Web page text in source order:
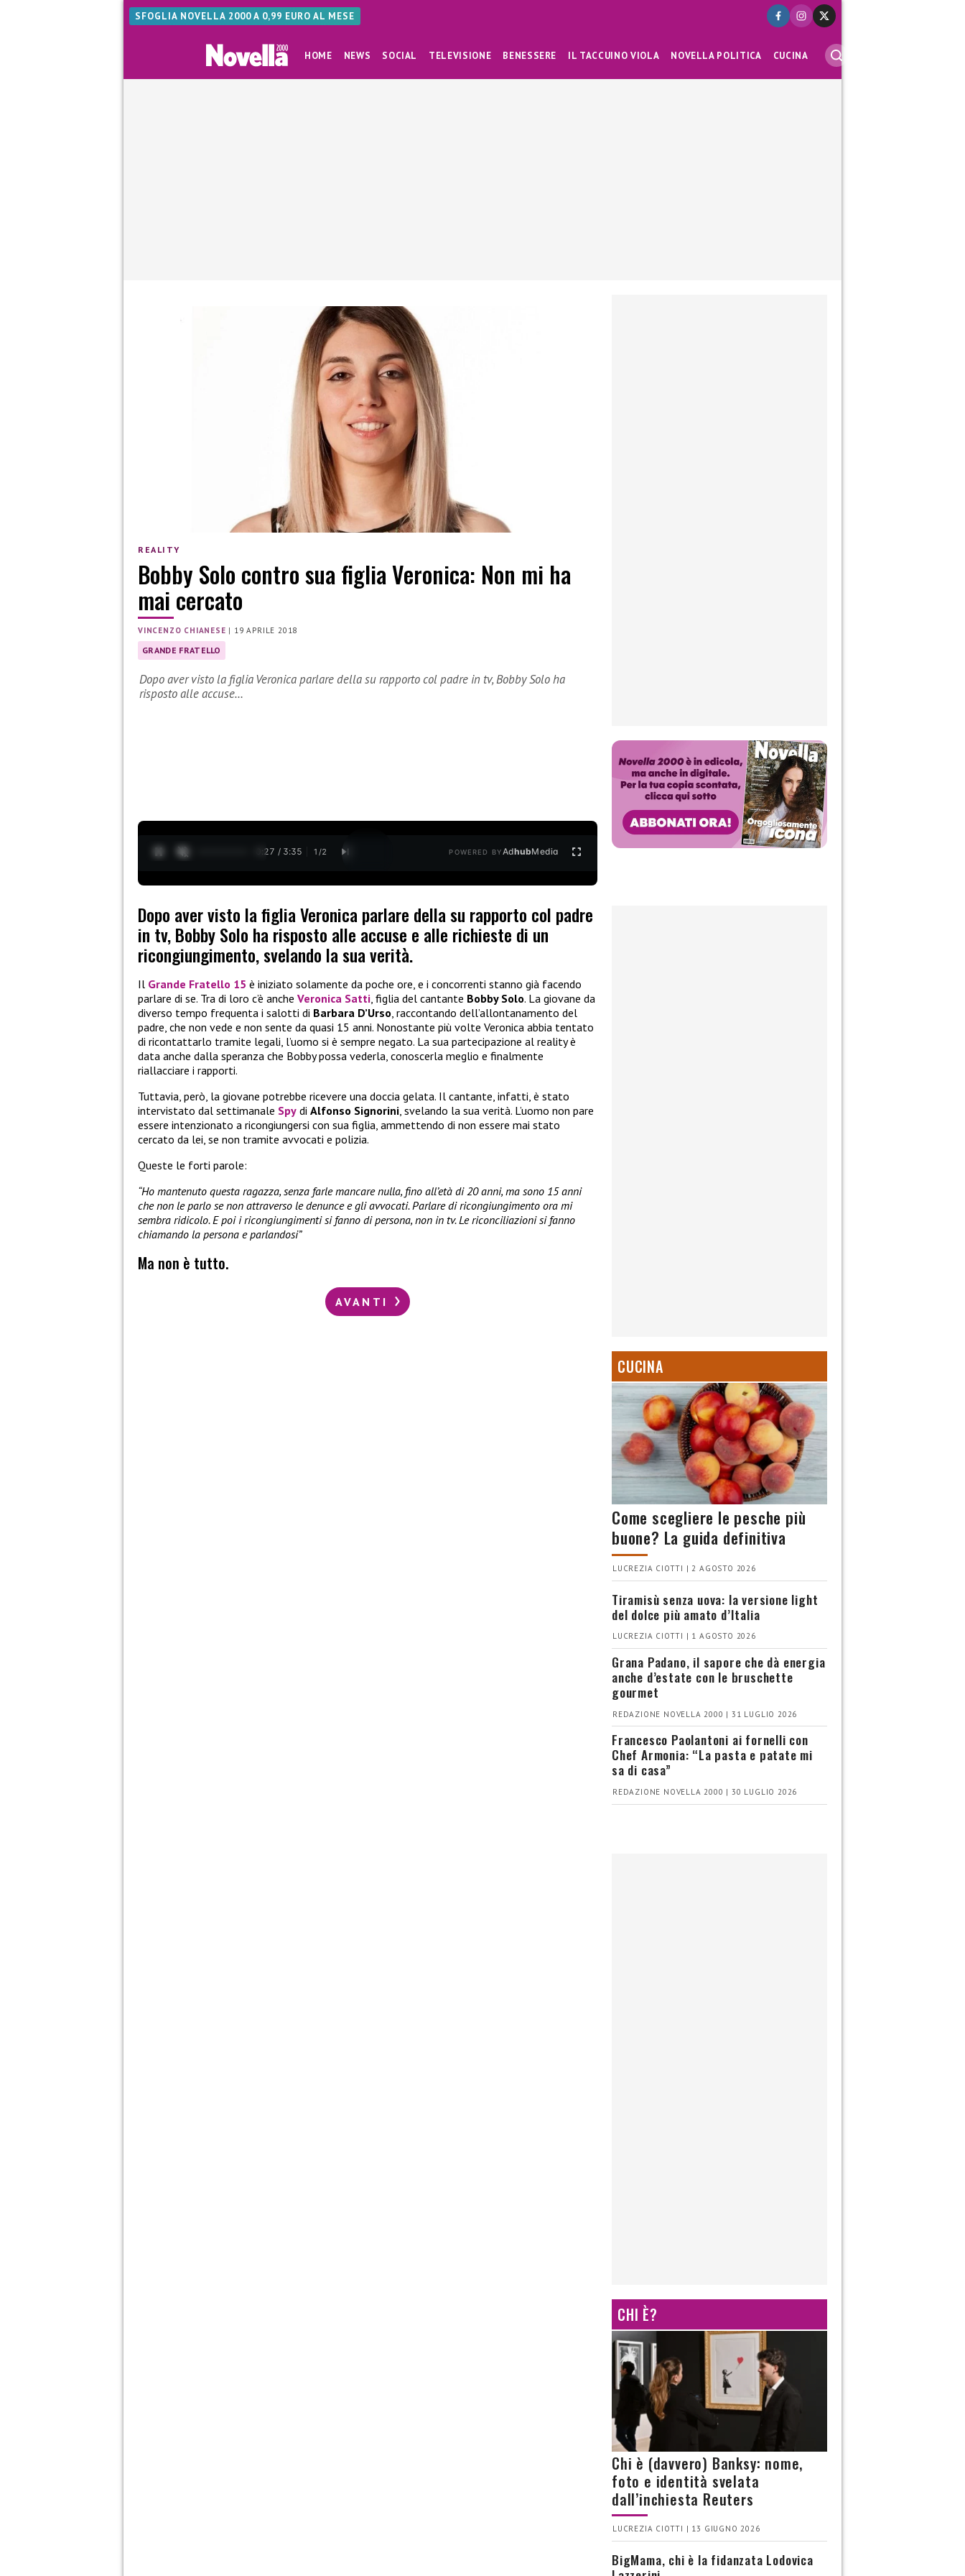
SFOGLIA NOVELLA 2000 A 0,99 EURO AL MESE
HOME NEWS SOCIAL TELEVISIONE BENESSERE IL TACCUINO VIOLA NOVELLA POLITICA CUCINA
REALITY
Bobby Solo contro sua figlia Veronica: Non mi ha
mai cercato
VINCENZO CHIANESE | 19 APRILE 2018
GRANDE FRATELLO
Dopo aver visto la figlia Veronica parlare della su rapporto col padre in tv, Bobby Solo ha
risposto alle accuse…
0:28 / 3:35 1 /2 POWERED BYAdhubMedia
Dopo aver visto la figlia Veronica parlare della su rapporto col padre
in tv, Bobby Solo ha risposto alle accuse e alle richieste di un
ricongiungimento, svelando la sua verità.
Il Grande Fratello 15 è iniziato solamente da poche ore, e i concorrenti stanno già facendo
parlare di se. Tra di loro c’è anche Veronica Satti, figlia del cantante Bobby Solo. La giovane da
diverso tempo frequenta i salotti di Barbara D’Urso, raccontando dell’allontanamento del
padre, che non vede e non sente da quasi 15 anni. Nonostante più volte Veronica abbia tentato
di ricontattarlo tramite legali, l’uomo si è sempre negato. La sua partecipazione al reality è
data anche dalla speranza che Bobby possa vederla, conoscerla meglio e finalmente
riallacciare i rapporti.
Tuttavia, però, la giovane potrebbe ricevere una doccia gelata. Il cantante, infatti, è stato
intervistato dal settimanale Spy di Alfonso Signorini, svelando la sua verità. L’uomo non pare
essere intenzionato a ricongiungersi con sua figlia, ammettendo di non essere mai stato
cercato da lei, se non tramite avvocati e polizia.
Queste le forti parole:
“Ho mantenuto questa ragazza, senza farle mancare nulla, fino all’età di 20 anni, ma sono 15 anni
che non le parlo se non attraverso le denunce e gli avvocati. Parlare di ricongiungimento ora mi
sembra ridicolo. E poi i ricongiungimenti si fanno di persona, non in tv. Le riconciliazioni si fanno
chiamando la persona e parlandosi”
Ma non è tutto.
AVANTI
CUCINA
Come scegliere le pesche più
buone? La guida definitiva
LUCREZIA CIOTTI | 2 AGOSTO 2026
Tiramisù senza uova: la versione light
del dolce più amato d’Italia
LUCREZIA CIOTTI | 1 AGOSTO 2026
Grana Padano, il sapore che dà energia
anche d’estate con le bruschette
gourmet
REDAZIONE NOVELLA 2000 | 31 LUGLIO 2026
Francesco Paolantoni ai fornelli con
Chef Armonia: “La pasta e patate mi
sa di casa”
REDAZIONE NOVELLA 2000 | 30 LUGLIO 2026
CHI È?
Chi è (davvero) Banksy: nome,
foto e identità svelata
dall’inchiesta Reuters
LUCREZIA CIOTTI | 13 GIUGNO 2026
BigMama, chi è la fidanzata Lodovica